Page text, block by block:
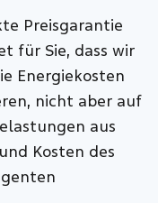
Preisgarantie
für Sie, dass wir
Energiekosten
nicht aber auf
aus
Kosten des